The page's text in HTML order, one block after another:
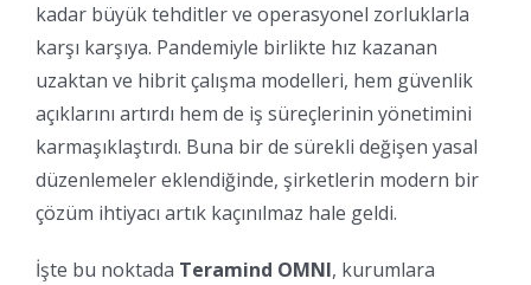
kadar büyük tehditler ve operasyonel zorluklarla
karşı karşıya. Pandemiyle birlikte hız kazanan
uzaktan ve hibrit çalışma modelleri, hem güvenlik
açıklarını artırdı hem de iş süreçlerinin yönetimini
karmaşıklaştırdı. Buna bir de sürekli değişen yasal
düzenlemeler eklendiğinde, şirketlerin modern bir
çözüm ihtiyacı artık kaçınılmaz hale geldi.
İşte bu noktada Teramind OMNI, kurumlara